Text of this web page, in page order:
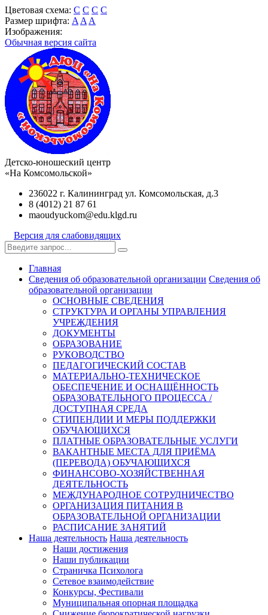
Цветовая схема: C C C C
Размер шрифта: A A A
Изображения:
Обычная версия сайта
Детско-юношеский центр
«На Комсомольской»
236022 г. Калининград ул. Комсомольская, д.3
8 (4012) 21 87 61
maoudyuckom@edu.klgd.ru
Версия для слабовидящих
Главная
Сведения об образовательной организации Сведения об
образовательной организации
ОСНОВНЫЕ СВЕДЕНИЯ
СТРУКТУРА И ОРГАНЫ УПРАВЛЕНИЯ
УЧРЕЖДЕНИЯ
ДОКУМЕНТЫ
ОБРАЗОВАНИЕ
РУКОВОДСТВО
ПЕДАГОГИЧЕСКИЙ СОСТАВ
МАТЕРИАЛЬНО-ТЕХНИЧЕСКОЕ
ОБЕСПЕЧЕНИЕ И ОСНАЩЁННОСТЬ
ОБРАЗОВАТЕЛЬНОГО ПРОЦЕССА /
ДОСТУПНАЯ СРЕДА
СТИПЕНДИИ И МЕРЫ ПОДДЕРЖКИ
ОБУЧАЮЩИХСЯ
ПЛАТНЫЕ ОБРАЗОВАТЕЛЬНЫЕ УСЛУГИ
ВАКАНТНЫЕ МЕСТА ДЛЯ ПРИЁМА
(ПЕРЕВОДА) ОБУЧАЮЩИХСЯ
ФИНАНСОВО-ХОЗЯЙСТВЕННАЯ
ДЕЯТЕЛЬНОСТЬ
МЕЖДУНАРОДНОЕ СОТРУДНИЧЕСТВО
ОРГАНИЗАЦИЯ ПИТАНИЯ В
ОБРАЗОВАТЕЛЬНОЙ ОРГАНИЗАЦИИ
РАСПИСАНИЕ ЗАНЯТИЙ
Наша деятельность Наша деятельность
Наши достижения
Наши публикации
Страничка Психолога
Сетевое взаимодействие
Конкурсы, Фестивали
Муниципальная опорная площадка